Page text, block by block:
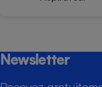
Newsletter